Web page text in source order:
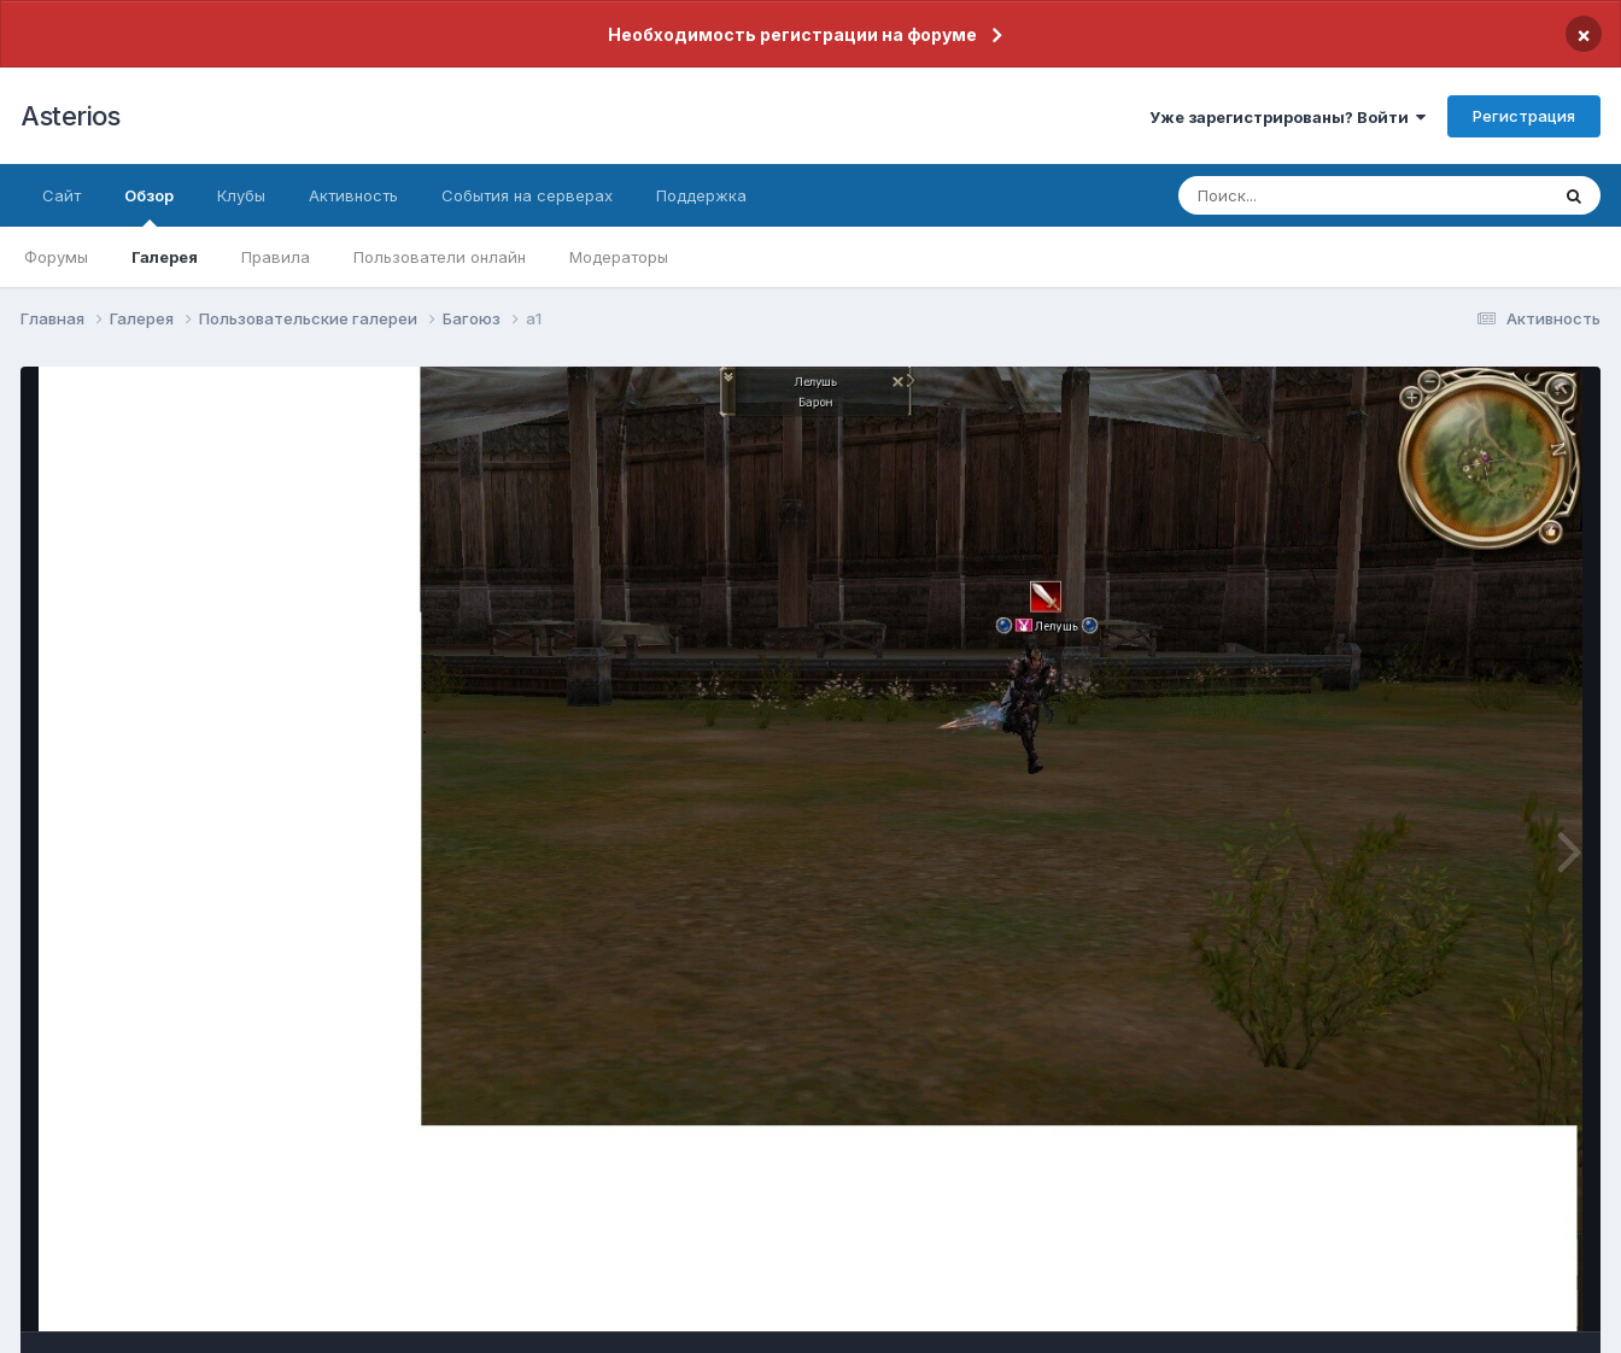
Необходимость регистрации на форуме ×
Asterios Уже зарегистрированы? Войти Регистрация
Сайт Обзор
Форумы Галерея Правила Пользователи онлайн Модераторы
Клубы Активность События на серверах Поддержка
Активность
Главная Галерея Пользовательские галереи Багоюз а1